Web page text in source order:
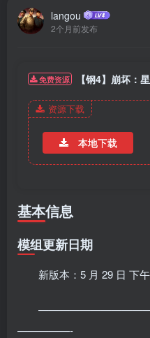
langou
2个月前发布
免费资源 【钢4】崩坏：
资源下载
本地下载
基本信息
模组更新日期
新版本：5 月 29 日 下
—————-